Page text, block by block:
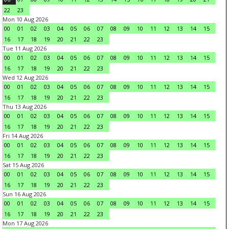
22
23
Mon 10 Aug 2026
00
01 02 03 04 05 06 07 08 09 10 11 12 13 14
15
16
17 18 19 20 21 22
23
Tue 11 Aug 2026
00
01 02 03 04 05 06 07 08 09 10 11 12 13 14
15
16
17 18 19 20 21 22
23
Wed 12 Aug 2026
00
01 02 03 04 05 06 07 08 09 10 11 12 13 14
15
16
17 18 19 20 21 22
23
Thu 13 Aug 2026
00
01 02 03 04 05 06 07 08 09 10 11 12 13 14
15
16
17 18 19 20 21 22
23
Fri 14 Aug 2026
00
01 02 03 04 05 06 07 08 09 10 11 12 13 14
15
16
17 18 19 20 21 22
23
Sat 15 Aug 2026
00
01 02 03 04 05 06 07 08 09 10 11 12 13 14
15
16
17 18 19 20 21 22
23
Sun 16 Aug 2026
00
01 02 03 04 05 06 07 08 09 10 11 12 13 14
15
16
17 18 19 20 21 22
23
Mon 17 Aug 2026